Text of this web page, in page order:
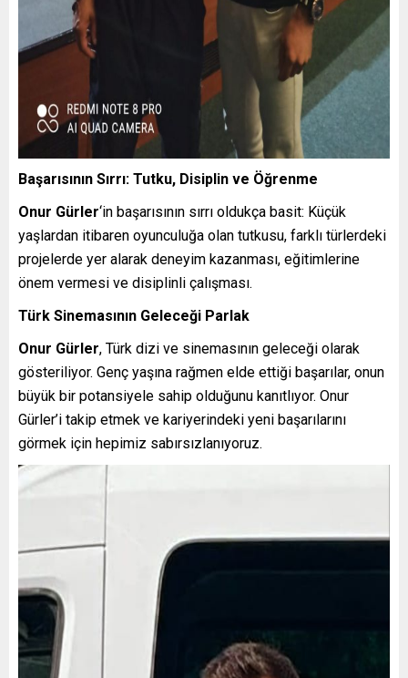
Başarısının Sırrı: Tutku, Disiplin ve Öğrenme
Onur Gürler‘in başarısının sırrı oldukça basit: Küçük
yaşlardan itibaren oyunculuğa olan tutkusu, farklı türlerdeki
projelerde yer alarak deneyim kazanması, eğitimlerine
önem vermesi ve disiplinli çalışması.
Türk Sinemasının Geleceği Parlak
Onur Gürler, Türk dizi ve sinemasının geleceği olarak
gösteriliyor. Genç yaşına rağmen elde ettiği başarılar, onun
büyük bir potansiyele sahip olduğunu kanıtlıyor. Onur
Gürler’i takip etmek ve kariyerindeki yeni başarılarını
görmek için hepimiz sabırsızlanıyoruz.